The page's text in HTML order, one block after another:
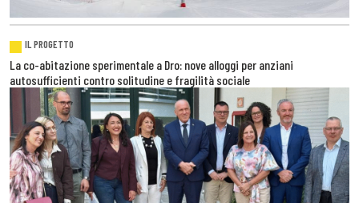
IL PROGETTO
La co-abitazione sperimentale a Dro: nove alloggi per anziani
autosufficienti contro solitudine e fragilità sociale